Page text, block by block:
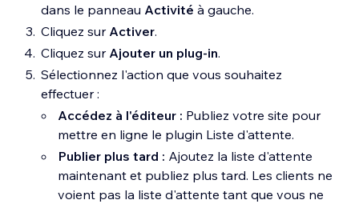
dans le panneau Activité à gauche.
Cliquez sur Activer.
Cliquez sur Ajouter un plug-in.
Sélectionnez l'action que vous souhaitez
effectuer :
Accédez à l'éditeur : Publiez votre site pour
mettre en ligne le plugin Liste d'attente.
Publier plus tard : Ajoutez la liste d'attente
maintenant et publiez plus tard. Les clients ne
voient pas la liste d'attente tant que vous ne